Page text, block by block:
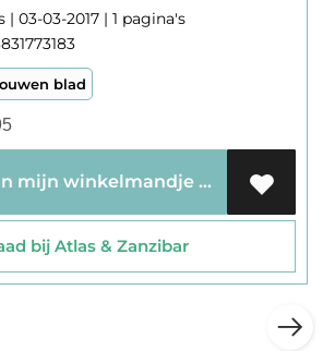
| 03-03-2017 | 1 pagina's
blad
Voeg toe aan mijn winkelmandje
bij Atlas & Zanzibar